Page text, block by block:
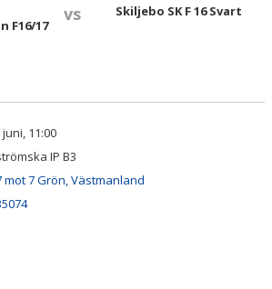
F16/17
vs Skiljebo SK F 16 Svart
11:00
IP B3
mot 7 Grön, Västmanland